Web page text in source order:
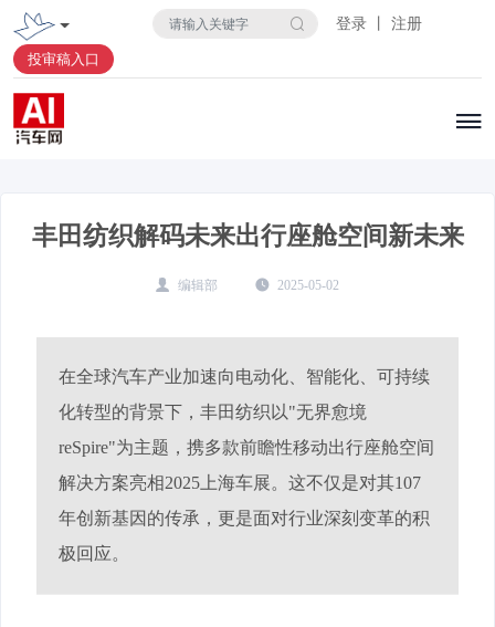
登录 丨 注册
投审稿入口
丰田纺织解码未来出行座舱空间新未来
编辑部 2025-05-02
​在全球汽车产业加速向电动化、智能化、可持续
化转型的背景下，丰田纺织以"无界愈境
reSpire"为主题，携多款前瞻性移动出行座舱空间
解决方案亮相2025上海车展。这不仅是对其107
年创新基因的传承，更是面对行业深刻变革的积
极回应。